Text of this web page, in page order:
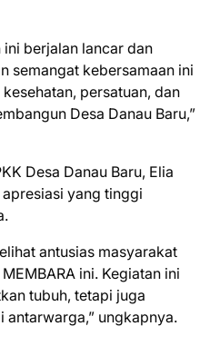
berjalan lancar dan
semangat kebersamaan ini
persatuan, dan
Desa Danau Baru,”
Desa Danau Baru, Elia
yang tinggi
antusias masyarakat
ini. Kegiatan ini
tubuh, tetapi juga
antarwarga,” ungkapnya.